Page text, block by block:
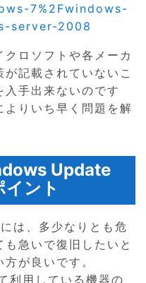
7%2Fwindows-
server-2008
ロソフトや各メーカ
記載されていないこ
入手出来ないのです
りいち早く問題を解
Update
ント
は、多少なりとも危
急いで復旧したいと
が良いです。
利用している機器の